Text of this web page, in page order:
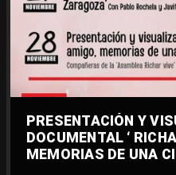
PRESENTACIÓN Y
DOCUMENTAL ‘
MEMORIAS DE UNA